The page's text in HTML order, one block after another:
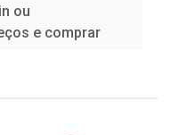
ou
e comprar